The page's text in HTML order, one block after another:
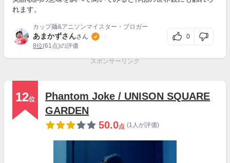
れます。
カップ麺&アニソンマイスター・ブロガー
あまかずさんさん
8位(61点)の評価
0
スポンサーリンク
12位
Phantom Joke / UNISON SQUARE
GARDEN
50.0点 (1人が評価)